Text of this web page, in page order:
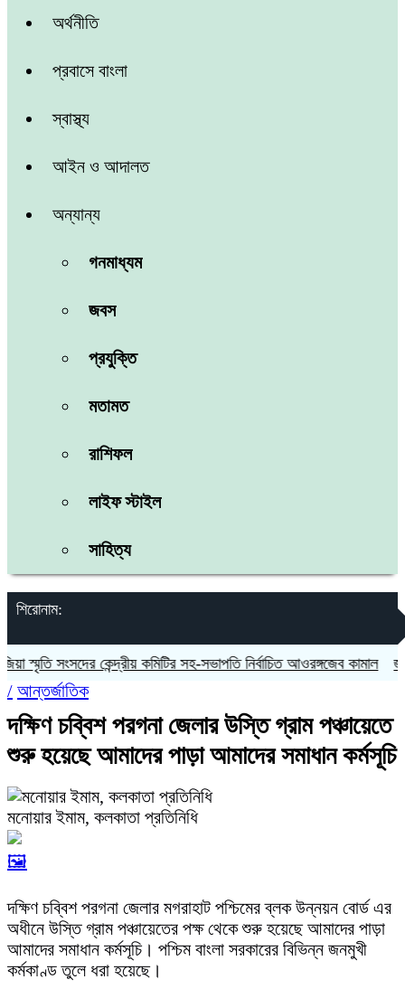
অর্থনীতি
প্রবাসে বাংলা
স্বাস্থ্য
আইন ও আদালত
অন্যান্য
গনমাধ্যম
জবস
প্রযুক্তি
মতামত
রাশিফল
লাইফ স্টাইল
সাহিত্য
শিরোনাম:
সংসদের কেন্দ্রীয় কমিটির সহ-সভাপতি নির্বাচিত আওরঙ্গজেব কামাল
/ আন্তর্জাতিক
দক্ষিণ চব্বিশ পরগনা জেলার উস্তি গ্রাম পঞ্চায়েতে
শুরু হয়েছে আমাদের পাড়া আমাদের সমাধান কর্মসূচি
মনোয়ার ইমাম, কলকাতা প্রতিনিধি
🖼️
দক্ষিণ চব্বিশ পরগনা জেলার মগরাহাট পশ্চিমের ব্লক উন্নয়ন বোর্ড এর
অধীনে উস্তি গ্রাম পঞ্চায়েতের পক্ষ থেকে শুরু হয়েছে আমাদের পাড়া
আমাদের সমাধান কর্মসূচি। পশ্চিম বাংলা সরকারের বিভিন্ন জনমুখী
কর্মকাণ্ড তুলে ধরা হয়েছে।